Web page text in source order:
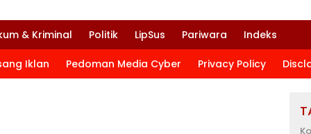
& Kriminal Politik LipSus Pariwara Indeks
Iklan Pedoman Media Cyber Privacy Policy